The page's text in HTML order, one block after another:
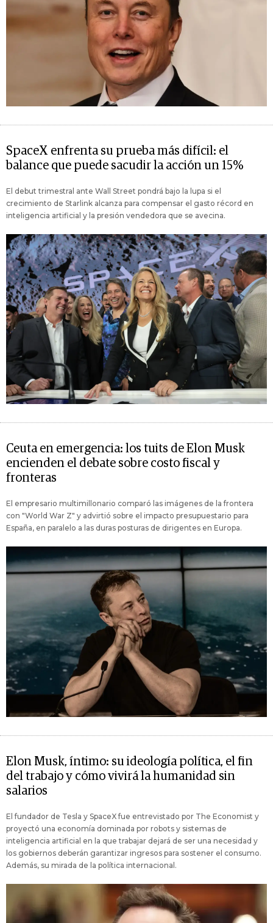
SpaceX enfrenta su prueba más difícil: el
balance que puede sacudir la acción un 15%
El debut trimestral ante Wall Street pondrá bajo la lupa si el
crecimiento de Starlink alcanza para compensar el gasto récord en
inteligencia artificial y la presión vendedora que se avecina.
Ceuta en emergencia: los tuits de Elon Musk
encienden el debate sobre costo fiscal y
fronteras
El empresario multimillonario comparó las imágenes de la frontera
con "World War Z" y advirtió sobre el impacto presupuestario para
España, en paralelo a las duras posturas de dirigentes en Europa.
Elon Musk, íntimo: su ideología política, el fin
del trabajo y cómo vivirá la humanidad sin
salarios
El fundador de Tesla y SpaceX fue entrevistado por The Economist y
proyectó una economía dominada por robots y sistemas de
inteligencia artificial en la que trabajar dejará de ser una necesidad y
los gobiernos deberán garantizar ingresos para sostener el consumo.
Además, su mirada de la política internacional.